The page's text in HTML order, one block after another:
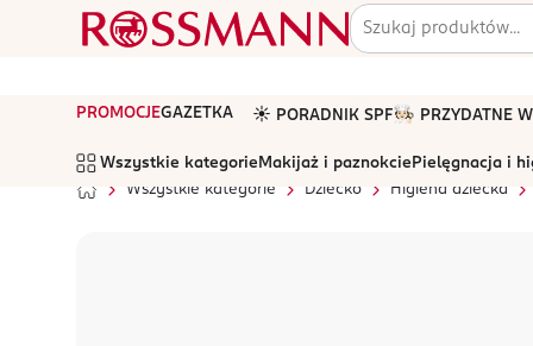
PROMOCJEGAZETKA ☀️ PORADNIK SPF🧑🏻‍🍳 PRZYDATNE
Wszystkie kategorie Makijaż i paznokcie Pielęgnacja i
Wszystkie kategorie
Dziecko Higiena dziecka